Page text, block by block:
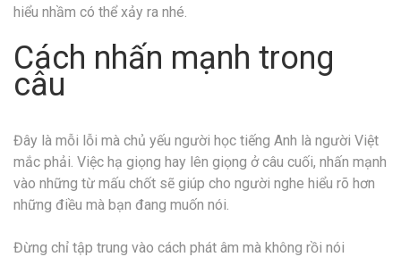
hiểu nhầm có thể xảy ra nhé.
Cách nhấn mạnh trong
câu
Đây là mỗi lỗi mà chủ yếu người học tiếng Anh là người Việt
mắc phải. Việc hạ giọng hay lên giọng ở câu cuối, nhấn mạnh
vào những từ mấu chốt sẽ giúp cho người nghe hiểu rõ hơn
những điều mà bạn đang muốn nói.
Đừng chỉ tập trung vào cách phát âm mà không rồi nói